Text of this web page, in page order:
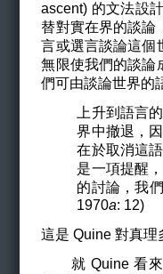
ascent) 的文法設
替對實在界的談論
言或選言談論這個
無限使我們的談論
們可由談論世界的
上升到語言
界中撤退，
在於取消這
是一項提醒
的討論，我
1970a: 12)
這是 Quine 對真理
就 Quine 看來